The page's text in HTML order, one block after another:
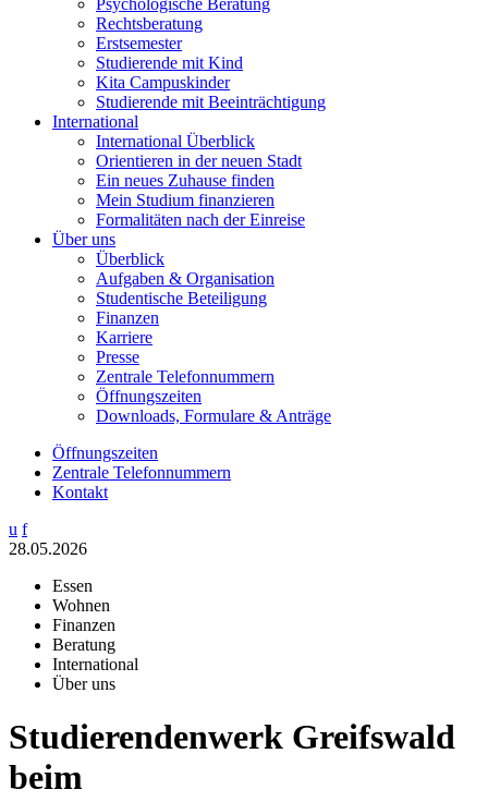
Psychologische Beratung
Rechtsberatung
Erstsemester
Studierende mit Kind
Kita Campuskinder
Studierende mit Beeinträchtigung
International
International Überblick
Orientieren in der neuen Stadt
Ein neues Zuhause finden
Mein Studium finanzieren
Formalitäten nach der Einreise
Über uns
Überblick
Aufgaben & Organisation
Studentische Beteiligung
Finanzen
Karriere
Presse
Zentrale Telefonnummern
Öffnungszeiten
Downloads, Formulare & Anträge
Öffnungszeiten
Zentrale Telefonnummern
Kontakt
u f
28.05.2026
Essen
Wohnen
Finanzen
Beratung
International
Über uns
Studierendenwerk Greifswald
beim